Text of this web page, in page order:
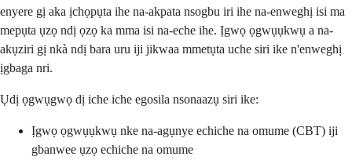
enyere gị aka ịchọpụta ihe na-akpata nsogbu iri ihe na-enweghị isi ma
mepụta ụzọ ndị ọzọ ka mma isi na-eche ihe. Ịgwọ ọgwụụkwụ a na-
akụziri gị nkà ndị bara uru iji jikwaa mmetụta uche siri ike n'enweghị
ịgbaga nri.
Ụdị ọgwụgwọ dị iche iche egosila nsonaazụ siri ike:
Ịgwọ ọgwụụkwụ nke na-agụnye echiche na omume (CBT) iji
gbanwee ụzọ echiche na omume